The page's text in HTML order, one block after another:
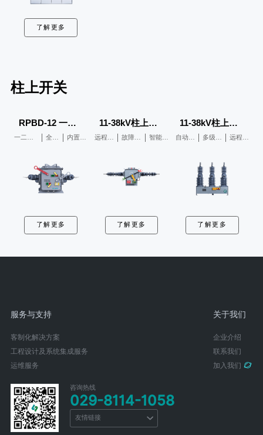
了解更多
柱上开关
RPBD-12 一二次深度融合柱上开关
全息感知
了解更多
11-38kV柱上负荷开关
智能保护
了解更多
11-38kV柱上重合器
了解更多
服务与支持
客制化解决方案
工程设计及系统集成服务
运维服务
关于我们
企业介绍
联系我们
加入我们
咨询热线
029-8114-1058
友情链接